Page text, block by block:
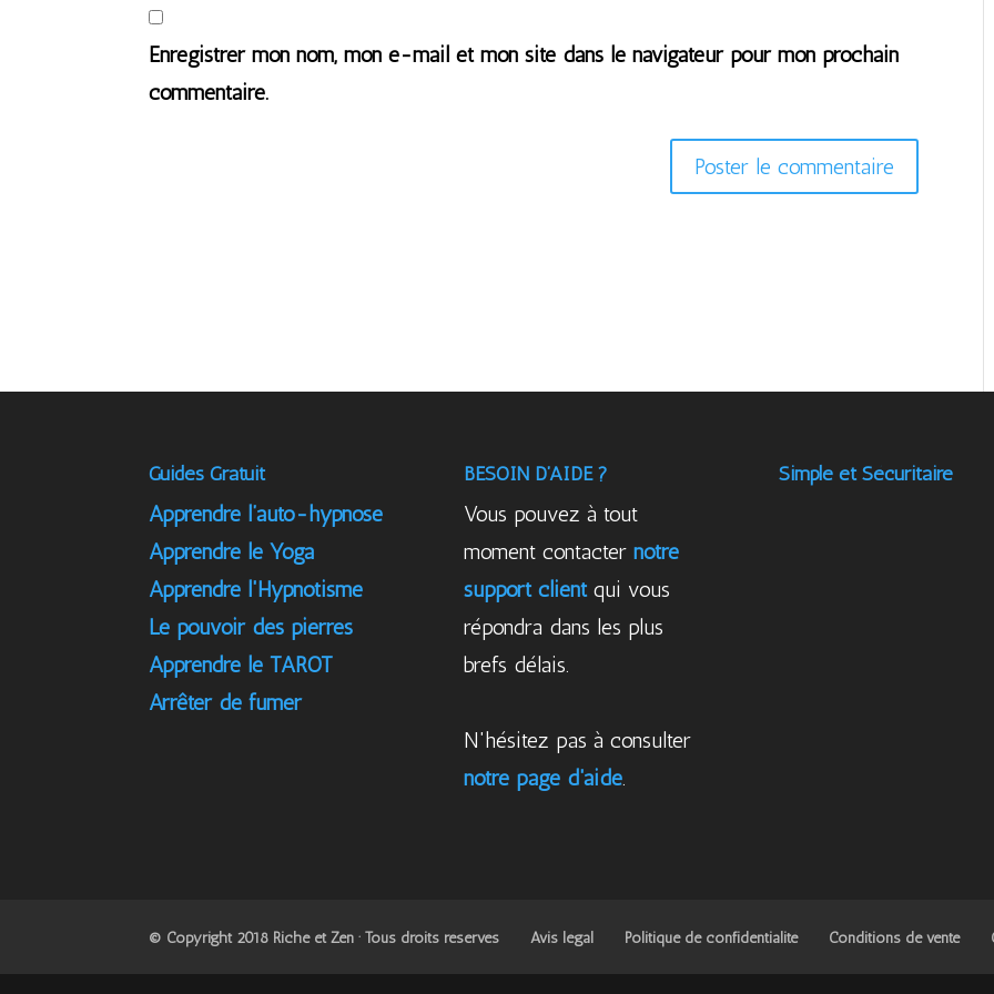
Enregistrer mon nom, mon e-mail et mon site dans le navigateur pour mon prochain
commentaire.
Guides Gratuit
Apprendre l’auto-hypnose
Apprendre le Yoga
Apprendre l'Hypnotisme
Le pouvoir des pierres
Apprendre le TAROT
Arrêter de fumer
BESOIN D’AIDE ?
Vous pouvez à tout
moment contacter notre
support clientqui vous
répondra dans les plus
brefs délais.
N'hésitez pas à consulter
notre page d'aide.
Simple et Sécuritaire
© Copyright 2018 Riche et Zen · Tous droits réservés Avis légal Politique de confidentialité Conditions de vente